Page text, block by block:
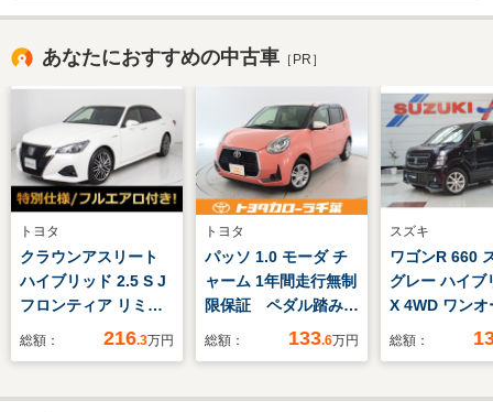
あなたにおすすめの中古車 ［PR］
トヨタ
クラウンアスリート
ハイブリッド 2.5 S J
フロンティア リミテ
ッド 最終後期型/フル
ーフティセンス/レー
総額： 216.3万円
トヨタ
パッソ 1.0 モーダ チ
ャーム 1年間走行無制
限保証 ペダル踏み間
違い 衝突回避被害軽
セグTV バックカメ
総額： 133.6万円
スズキ
ワゴンR 660
グレー ハイブ
X 4WD ワンオ
セーフティサ
総額：